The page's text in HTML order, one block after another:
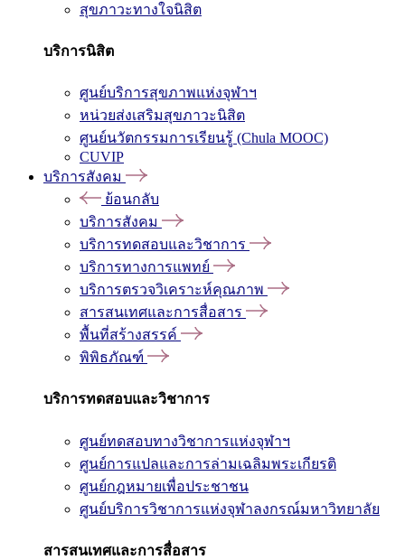
สุขภาวะทางใจนิสิต
บริการนิสิต
ศูนย์บริการสุขภาพแห่งจุฬาฯ
หน่วยส่งเสริมสุขภาวะนิสิต
ศูนย์นวัตกรรมการเรียนรู้ (Chula MOOC)
CUVIP
บริการสังคม
ย้อนกลับ
บริการสังคม
บริการทดสอบและวิชาการ
บริการทางการแพทย์
บริการตรวจวิเคราะห์คุณภาพ
สารสนเทศและการสื่อสาร
พื้นที่สร้างสรรค์
พิพิธภัณฑ์
บริการทดสอบและวิชาการ
ศูนย์ทดสอบทางวิชาการแห่งจุฬาฯ
ศูนย์การแปลและการล่ามเฉลิมพระเกียรติ
ศูนย์กฎหมายเพื่อประชาชน
ศูนย์บริการวิชาการแห่งจุฬาลงกรณ์มหาวิทยาลัย
สารสนเทศและการสื่อสาร